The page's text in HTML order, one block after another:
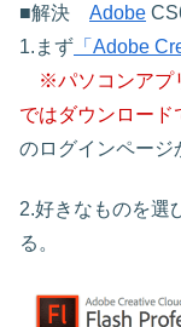
■解決 Adobe
1.まず 「Adobe
※パソコンアプ
ではダウンロード
のログインページ
2.好きなものを選
る。